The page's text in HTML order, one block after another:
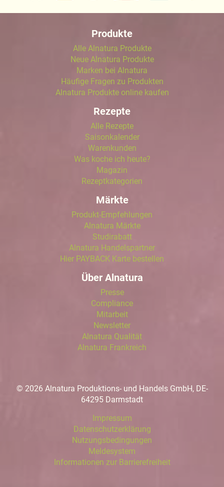
Produkte
Alle Alnatura Produkte
Neue Alnatura Produkte
Marken bei Alnatura
Häufige Fragen zu Produkten
Alnatura Produkte online kaufen
Rezepte
Alle Rezepte
Saisonkalender
Warenkunden
Was koche ich heute?
Magazin
Rezeptkategorien
Märkte
Produkt-Empfehlungen
Alnatura Märkte
Studirabatt
Alnatura Handelspartner
Hier PAYBACK Karte bestellen
Über Alnatura
Presse
Compliance
Mitarbeit
Newsletter
Alnatura Qualität
Alnatura Frankreich
© 2026 Alnatura Produktions- und Handels GmbH, DE-
64295 Darmstadt
Impressum
Datenschutzerklärung
Nutzungsbedingungen
Meldesystem
Informationen zur Barrierefreiheit